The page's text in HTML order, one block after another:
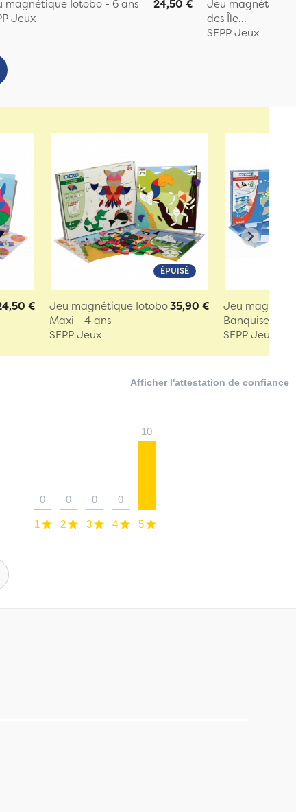
magnétique Iotobo - 6 ans
Jeux
24,50 €
Jeu magnétique
des Île...
SEPP Jeux
€
ÉPUISÉ
Jeu magnétique Iotobo
Maxi - 4 ans
SEPP Jeux
35,90 €
Jeu
Banquise - 3
SEPP Jeux
Afficher l'attestation de confiance
1
0
2
0
3
0
4
0
5
10